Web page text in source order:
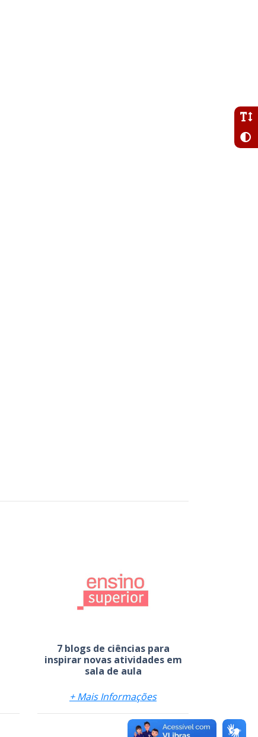
7 blogs de ciências para
inspirar novas atividades em
sala de aula
+ Mais Informações